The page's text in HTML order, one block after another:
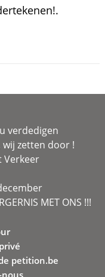
verdedigen
wij zetten door !
Verkeer
MET ONS !!!
petition.be